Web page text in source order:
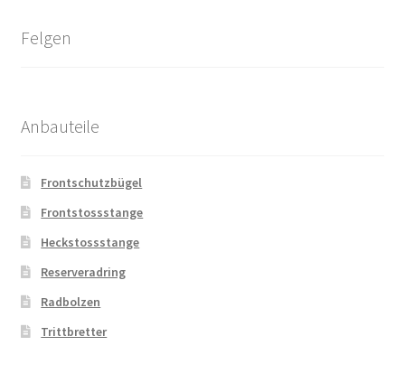
Felgen
Anbauteile
Frontschutzbügel
Frontstossstange
Heckstossstange
Reserveradring
Radbolzen
Trittbretter